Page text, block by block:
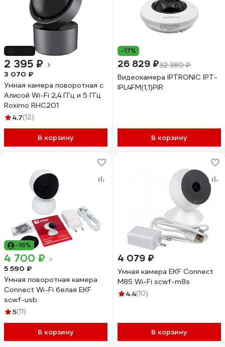
2 395 ₽
3 070 ₽
Умная камера поворотная c
Алисой Wi-Fi 2,4 ГГц и 5 ГГц
Roximo RHC201
4.7(12)
В корзину
-17%
26 829 ₽32 380 ₽
Видеокамера IPTRONIC IPT-
IPL4FM(1,1)PIR
В корзину
-16%
4 700 ₽
5 590 ₽
Умная поворотная камера
Connect Wi-Fi белая EKF
scwf-usb
5(11)
В корзину
4 079 ₽
Умная камера EKF Connect
M8S Wi-Fi scwf-m8s
4.4(10)
В корзину